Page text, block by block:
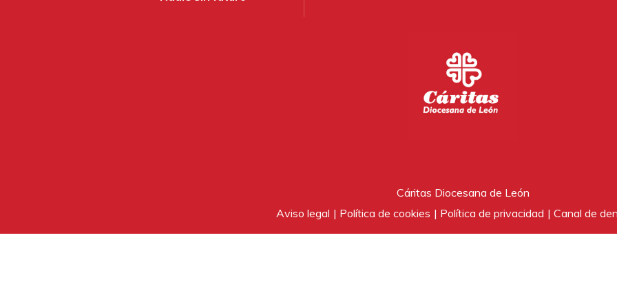
Cáritas Diocesana de León
Aviso legal
Política de cookies Política de privacidad Canal de